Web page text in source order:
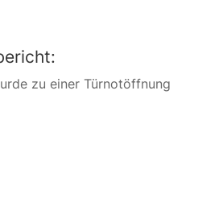
zu einer Türnotöffnung